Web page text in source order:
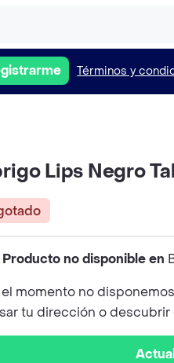
Términos y
Lips Negro
Producto no disponible en
el momento no
tu dirección o